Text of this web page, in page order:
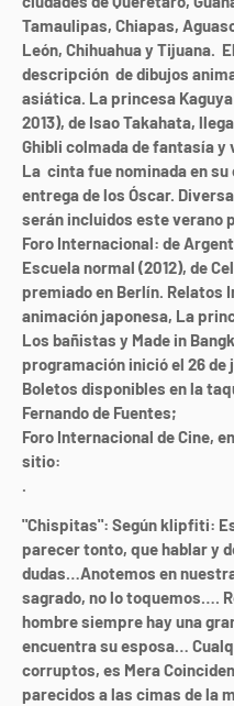
Tamaulipas, Chiapas,
León, Chihuahua y Tijuana.
descripción de dibujos
asiática. La princesa
2013), de Isao Takahata,
Ghibli colmada de fantasía
La cinta fue nominada en
entrega de los Óscar.
serán incluidos este verano
Foro Internacional: de
Escuela normal (2012), de
premiado en Berlín. Relatos
animación japonesa, La
Los bañistas y Made in
programación inició el 26 de
Boletos disponibles en la
Fernando de Fuentes;
Foro Internacional de Cine,
sitio:
.
"Chispitas": Según klipfiti:
parecer tonto, que hablar y
dudas…Anotemos en
sagrado, no lo toquemos….
hombre siempre hay una
encuentra su esposa…
corruptos, es Mera
parecidos a las cimas de la